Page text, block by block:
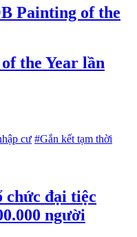
Painting of the
the Year lần
cư #Gắn kết tạm thời
chức đại tiệc
người